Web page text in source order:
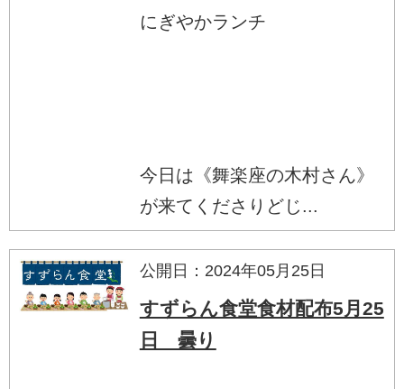
にぎやかランチ
今日は《舞楽座の木村さん》
が来てくださりどじ...
公開日：2024年05月25日
すずらん食堂食材配布5月25
日 曇り